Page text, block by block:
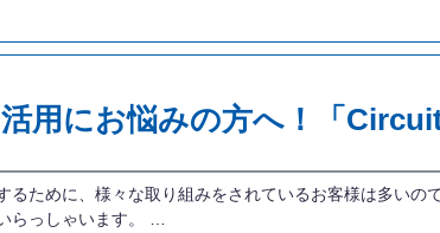
用にお悩みの方へ！「
るために、様々な取り組みをされているお客様は多い
らっしゃいます。 …